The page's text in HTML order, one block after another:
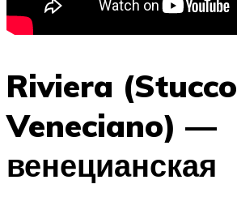
Riviera (Stucco
Veneciano) —
венецианская